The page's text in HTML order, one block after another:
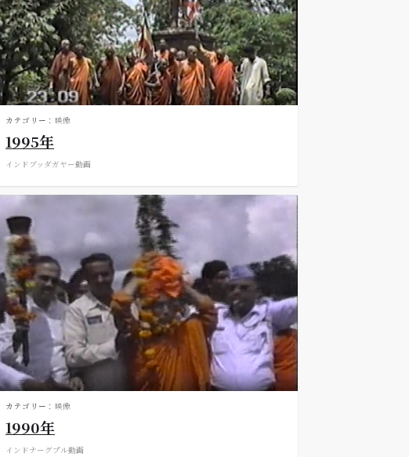
カテゴリー： 映像
1995年
インド ブッダガヤー動画
カテゴリー： 映像
1990年
インドナーグプル動画